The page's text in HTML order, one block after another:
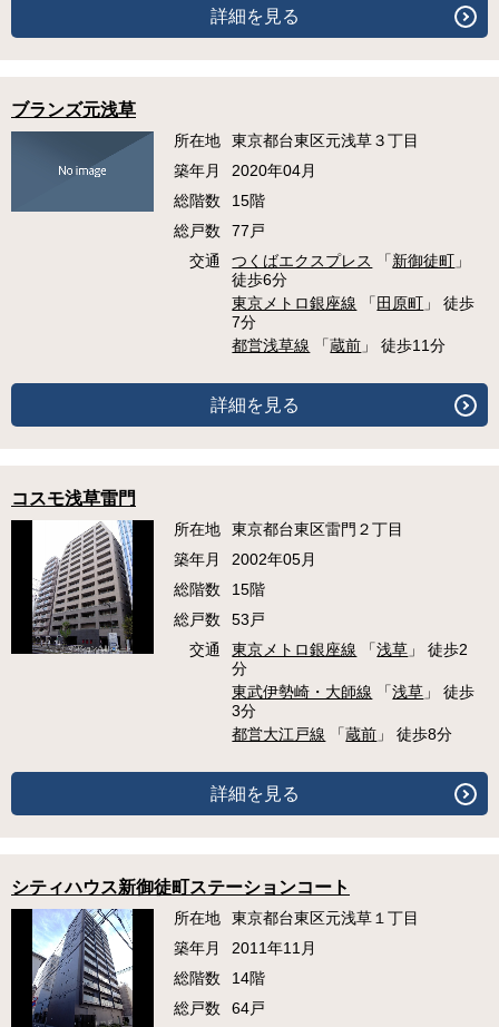
詳細を見る
ブランズ元浅草
所在地
東京都台東区元浅草３丁目
築年月
2020年04月
総階数
15階
総戸数
77戸
交通
つくばエクスプレス 「新御徒町 」
徒歩6分
東京メトロ銀座線 「 田原町 」 徒歩
7分
都営浅草線 「蔵前 」 徒歩11分
詳細を見る
コスモ浅草雷門
所在地
東京都台東区雷門２丁目
築年月
2002年05月
総階数
15階
総戸数
53戸
交通
東京メトロ銀座線 「浅草 」 徒歩2
分
東武伊勢崎・大師線 「浅草 」 徒歩
3分
都営大江戸線 「蔵前 」 徒歩8分
詳細を見る
シティハウス新御徒町ステーションコート
所在地
東京都台東区元浅草１丁目
築年月
2011年11月
総階数
14階
総戸数
64戸